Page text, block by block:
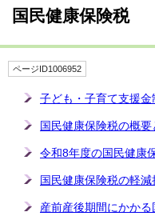
国民健康保険税
ページID1006952
子ども・子育て支援金
国民健康保険税の概要
令和8年度の国民健康
国民健康保険税の軽減
産前産後期間にかか